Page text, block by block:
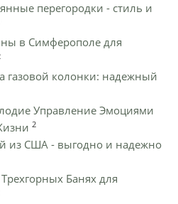
перегородки - стиль и
в Симферополе для
газовой колонки: надежный
Управление Эмоциями
2
из США - выгодно и надежно
Банях для